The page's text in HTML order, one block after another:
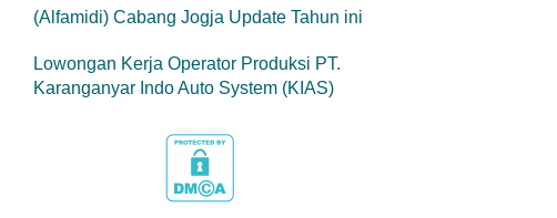
(Alfamidi) Cabang Jogja Update Tahun ini
Lowongan Kerja Operator Produksi PT.
Karanganyar Indo Auto System (KIAS)